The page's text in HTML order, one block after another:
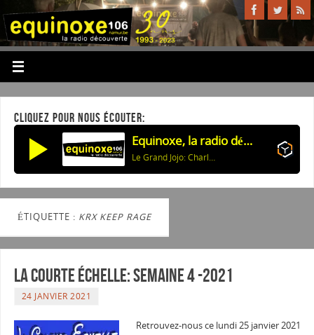
CLIQUEZ POUR NOUS ÉCOUTER:
Equinoxe, la radio découverte
Le Grand Jojo: Charlotte
ÉTIQUETTE : KRX KEEP RAGE
La courte échelle: semaine 4 -2021
24 JANVIER 2021
Retrouvez-nous ce lundi 25 janvier 2021